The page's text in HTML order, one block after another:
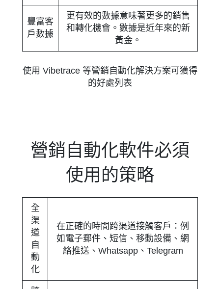
豐富客
戶數據
更有效的數據意味著更多的銷售
和轉化機會。數據是近年來的新
黃金。
使用 Vibetrace 等營銷自動化解決方案可獲得
的好處列表
營銷自動化軟件必須
使用的策略
全
渠
道
自
動
化
在正確的時間跨渠道接觸客戶：例
如電子郵件、短信、移動設備、網
絡推送、Whatsapp、Telegram